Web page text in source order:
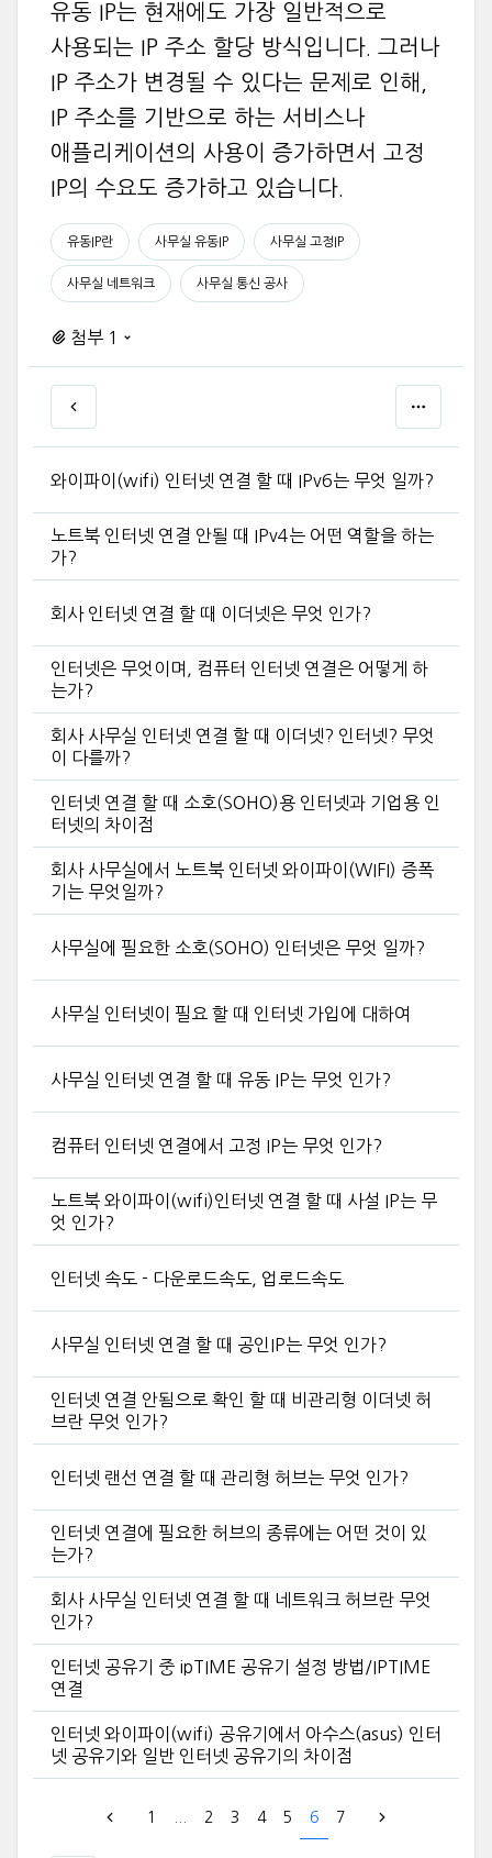
유동 IP는 현재에도 가장 일반적으로
사용되는 IP 주소 할당 방식입니다. 그러나
IP 주소가 변경될 수 있다는 문제로 인해,
IP 주소를 기반으로 하는 서비스나
애플리케이션의 사용이 증가하면서 고정
IP의 수요도 증가하고 있습니다.
유동IP란 사무실 유동IP 사무실 고정IP
사무실 네트워크 사무실 통신 공사
첨부 1
와이파이(wifi) 인터넷 연결 할 때 IPv6는 무엇 일까?
노트북 인터넷 연결 안될 때 IPv4는 어떤 역할을 하는
가?
회사 인터넷 연결 할 때 이더넷은 무엇 인가?
인터넷은 무엇이며, 컴퓨터 인터넷 연결은 어떻게 하
는가?
회사 사무실 인터넷 연결 할 때 이더넷? 인터넷? 무엇
이 다를까?
인터넷 연결 할 때 소호(SOHO)용 인터넷과 기업용 인
터넷의 차이점
회사 사무실에서 노트북 인터넷 와이파이(WIFI) 증폭
기는 무엇일까?
사무실에 필요한 소호(SOHO) 인터넷은 무엇 일까?
사무실 인터넷이 필요 할 때 인터넷 가입에 대하여
사무실 인터넷 연결 할 때 유동 IP는 무엇 인가?
컴퓨터 인터넷 연결에서 고정 IP는 무엇 인가?
노트북 와이파이(wifi)인터넷 연결 할 때 사설 IP는 무
엇 인가?
인터넷 속도 - 다운로드속도, 업로드속도
사무실 인터넷 연결 할 때 공인IP는 무엇 인가?
인터넷 연결 안됨으로 확인 할 때 비관리형 이더넷 허
브란 무엇 인가?
인터넷 랜선 연결 할 때 관리형 허브는 무엇 인가?
인터넷 연결에 필요한 허브의 종류에는 어떤 것이 있
는가?
회사 사무실 인터넷 연결 할 때 네트워크 허브란 무엇
인가?
인터넷 공유기 중 ipTIME 공유기 설정 방법/IPTIME
연결
인터넷 와이파이(wifi) 공유기에서 아수스(asus) 인터
넷 공유기와 일반 인터넷 공유기의 차이점
1 2 3 4 5 6 7